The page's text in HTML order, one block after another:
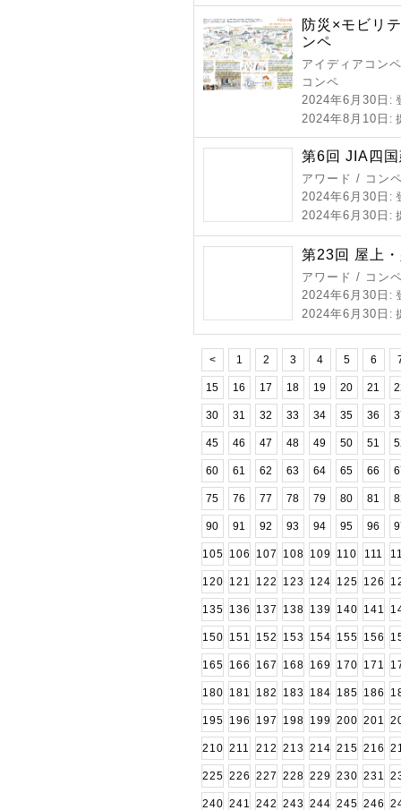
防災×モビリ
ンペ
アイディアコン
コンペ
2024年6月30日 :
2024年8月10日 :
第6回 JIA四
アワード / コン
2024年6月30日 :
2024年6月30日 :
第23回 屋上
アワード / コン
2024年6月30日 :
2024年6月30日 :
< 1 2 3 4 5 6
15 16 17 18 19 20 21
30 31 32 33 34 35 36
45 46 47 48 49 50 51
60 61 62 63 64 65 66
75 76 77 78 79 80 81
90 91 92 93 94 95 96
105 106 107 108 109 110 111
120 121 122 123 124 125 126
135 136 137 138 139 140 141
150 151 152 153 154 155 156
165 166 167 168 169 170 171
180 181 182 183 184 185 186
195 196 197 198 199 200 201
210 211 212 213 214 215 216
225 226 227 228 229 230 231
240 241 242 243 244 245 246